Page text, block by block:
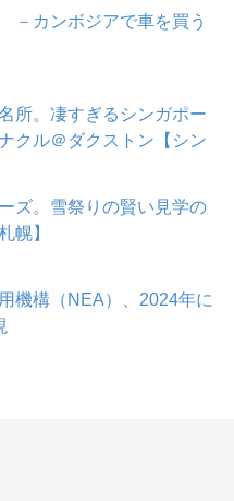
カンボジアで車を買う
所。凄すぎるシンガポー
クル＠ダクストン【シン
ズ。雪祭りの賢い見学の
幌】
機構（NEA）、2024年に